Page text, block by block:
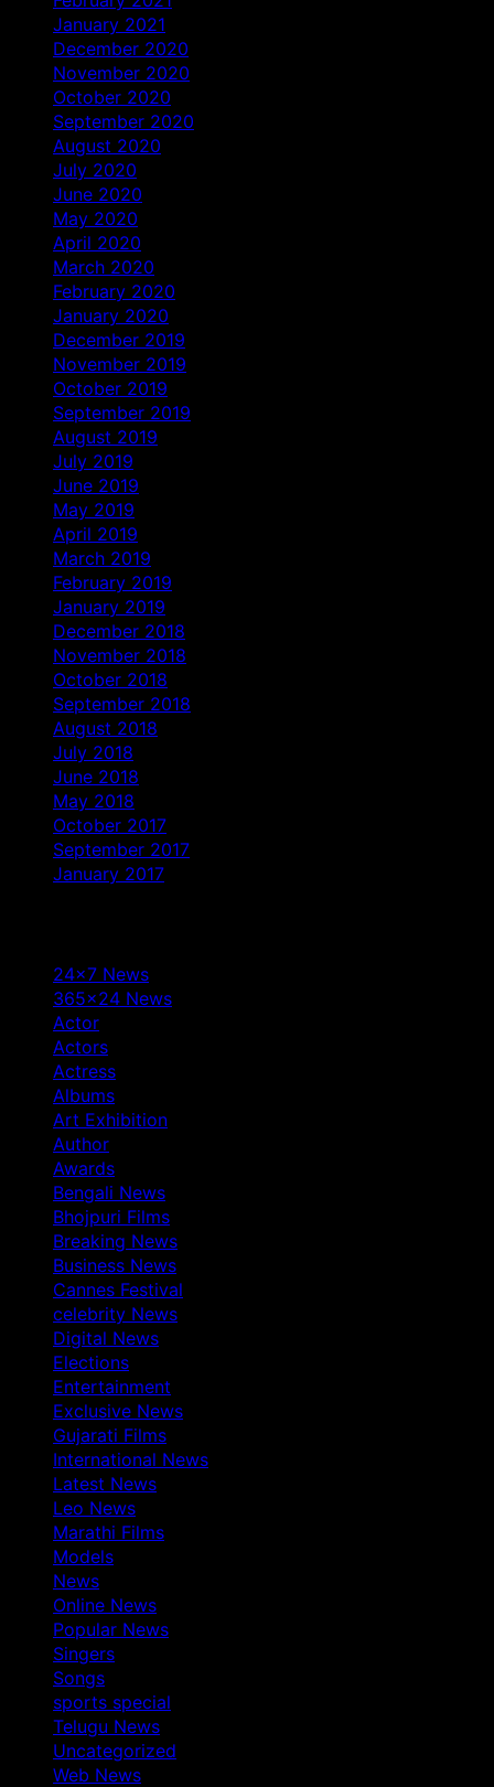
January 2021
December 2020
November 2020
October 2020
September 2020
August 2020
July 2020
June 2020
May 2020
April 2020
March 2020
February 2020
January 2020
December 2019
November 2019
October 2019
September 2019
August 2019
July 2019
June 2019
May 2019
April 2019
March 2019
February 2019
January 2019
December 2018
November 2018
October 2018
September 2018
August 2018
July 2018
June 2018
May 2018
October 2017
September 2017
January 2017
24×7 News
365×24 News
Actor
Actors
Actress
Albums
Art Exhibition
Author
Awards
Bengali News
Bhojpuri Films
Breaking News
Business News
Cannes Festival
celebrity News
Digital News
Elections
Entertainment
Exclusive News
Gujarati Films
International News
Latest News
Leo News
Marathi Films
Models
News
Online News
Popular News
Singers
Songs
sports special
Telugu News
Uncategorized
Web News